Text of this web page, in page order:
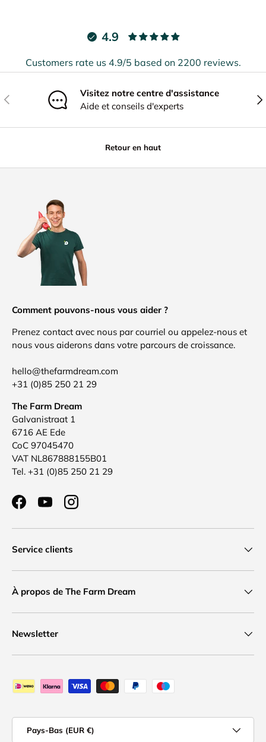
4.9
Customers rate us 4.9/5 based on 2200 reviews.
Précédent
Visitez notre centre d'assistance
Aide et conseils d'experts
Retour en haut
Comment pouvons-nous vous aider ?
Prenez contact avec nous par courriel ou appelez-nous et
nous vous aiderons dans votre parcours de croissance.
hello@thefarmdream.com
+31 (0)85 250 21 29
The Farm Dream
Galvanistraat 1
6716 AE Ede
CoC 97045470
VAT NL867888155B01
Tel. +31 (0)85 250 21 29
FacebookYouTubeInstagram
Service clients
À propos de The Farm Dream
Newsletter
Moyens de paiement acceptés
Pays-Bas (EUR €)